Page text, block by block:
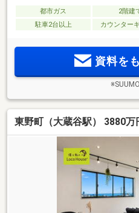
都市ガス 2階建
駐車2台以上
カウンター
資料を
東野町（大蔵谷駅） 3880万